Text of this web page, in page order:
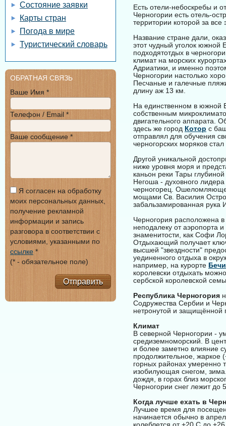
Есть отели-небоскребы и
Черногории есть отель-
территории которой за
Название стране дали,
этот чудный уголок южной
подходятотдых в
климат на морских
Адриатики, и именно
Черногории настолько
Песчаные и галечные
длину аж 13 км.
На единственном в южной
собственным
двигательного аппарата.
здесь же город Котор с
отправлял для обучения
черногорских моряков
Другой уникальной
ниже уровня моря и
каньон реки Тары
Негоша - духовного лидера
черногорец.
мощами Св. Василия
забальзамированная рука
Черногория расположена
неподалеку от аэропорта
знаменитости, как Софи
Отдыхающий получает
высшей "звездности"
уединенного отдыха в
например, на курорте
королевски отдыхать
сербской королевской
Республика Черногория
Содружества Сербии и
нетронутой и защищённой
Климат
В северной Черногории -
средиземноморский. В
и более заметно влияние
продолжительное, жаркое
горных районах умеренно
изобилующая снегом,
дождя, в горах близ
Черногории снег лежит до
Когда лучше ехать в
Лучшее время для
начинается обычно в
Состояние заявки
Карты стран
Погода в мире
Туристический словарь
ОБРАТНАЯ СВЯЗЬ
Ваше Имя *
Телефон / Email *
Ваше сообщение *
Я согласен на обработку
моих персональных данных,
получение рекламной
информации и запись
разговора в соответствии с
условиями, указанными по
ссылке *
(* - обязательное поле)
Отправить